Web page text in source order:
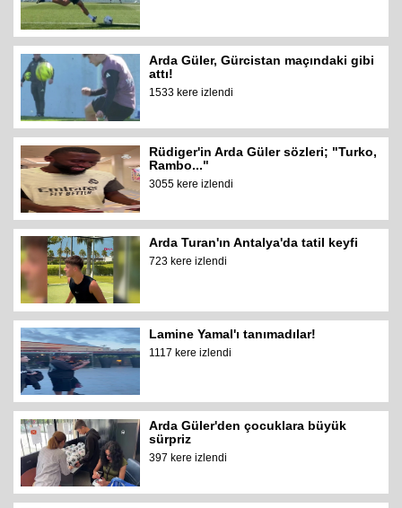
Arda Güler, Gürcistan maçındaki gibi
attı!
1533 kere izlendi
Rüdiger'in Arda Güler sözleri; "Turko,
Rambo..."
3055 kere izlendi
Arda Turan'ın Antalya'da tatil keyfi
723 kere izlendi
Lamine Yamal'ı tanımadılar!
1117 kere izlendi
Arda Güler'den çocuklara büyük
sürpriz
397 kere izlendi